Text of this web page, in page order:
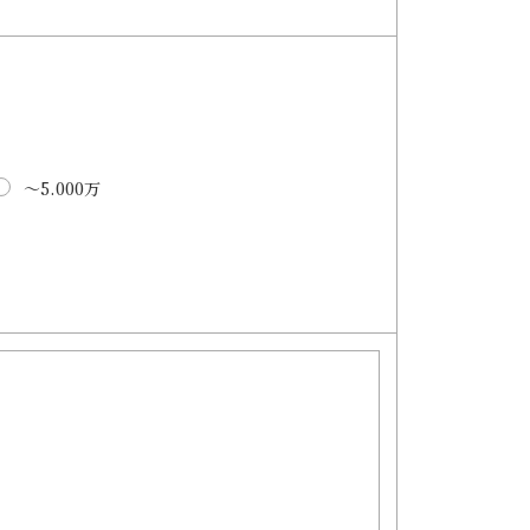
～5.000万